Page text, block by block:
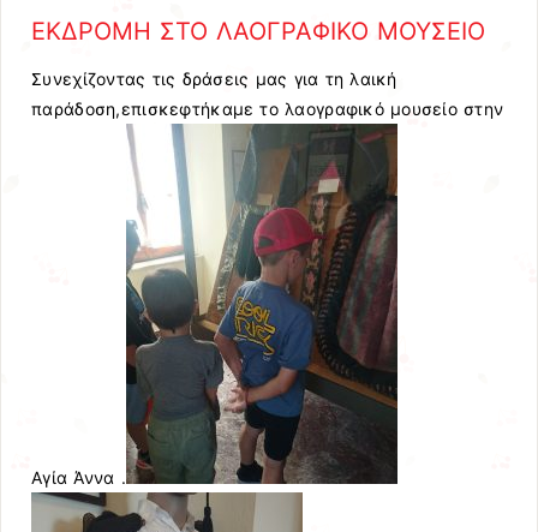
ΕΚΔΡΟΜΗ ΣΤΟ ΛΑΟΓΡΑΦΙΚΟ ΜΟΥΣΕΙΟ
Συνεχίζοντας τις δράσεις μας για τη λαική
παράδοση,επισκεφτήκαμε το λαογραφικό μουσείο στην
Αγία Άννα .